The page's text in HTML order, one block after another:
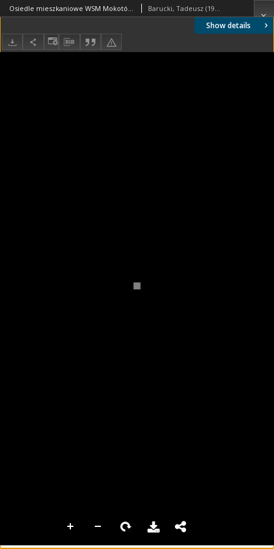
Show details
Osiedle mieszkaniowe WSM Mokotów, widok bloku od strony wejścia, Warszawa Barucki, Tadeusz (1922- ). Fotograf